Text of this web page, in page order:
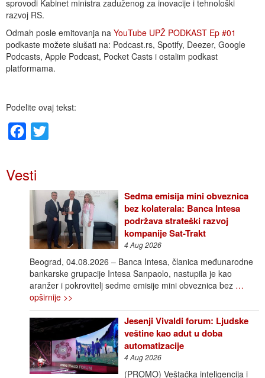
sprovodi Kabinet ministra zaduženog za inovacije i tehnološki
razvoj RS.
Odmah posle emitovanja na YouTube UPŽ PODKAST Ep #01
podkaste možete slušati na: Podcast.rs, Spotify, Deezer, Google
Podcasts, Apple Podcast, Pocket Casts i ostalim podkast
platformama.
Podelite ovaj tekst:
Facebook
Vesti
Sedma emisija mini obveznica
bez kolaterala: Banca Intesa
podržava strateški razvoj
kompanije Sat-Trakt
4 Aug 2026
Beograd, 04.08.2026 – Banca Intesa, članica međunarodne
bankarske grupacije Intesa Sanpaolo, nastupila je kao
aranžer i pokrovitelj sedme emisije mini obveznica bez …
opširnije >>
Jesenji Vivaldi forum: Ljudske
veštine kao adut u doba
automatizacije
4 Aug 2026
(PROMO) Veštačka inteligencija i